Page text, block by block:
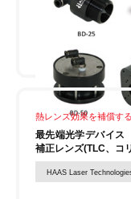
熱レンズ効果を補償す
最先端光学デバイ
補正レンズ(TLC、コ
HAAS Laser